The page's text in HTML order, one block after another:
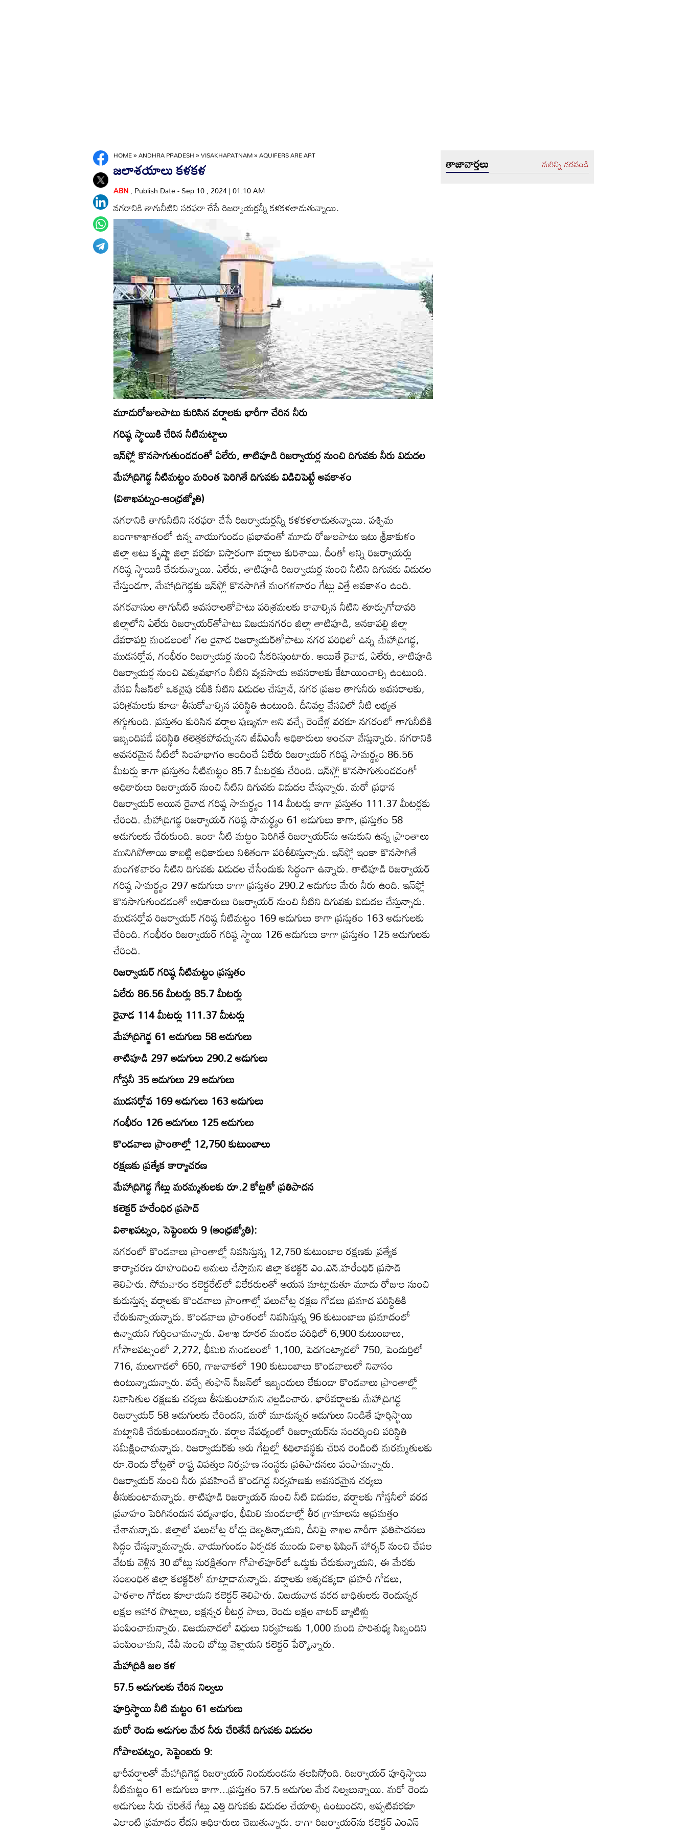
HOME»ANDHRA PRADESH»VISAKHAPATNAM»AQUIFERS ARE ART
జలాశయాలు కళకళ
ABN, Publish Date - Sep 10 , 2024 | 01:10 AM
నగరానికి తాగునీటిని సరఫరా చేసే రిజర్వాయర్లన్నీ కళకళలాడుతున్నాయి.
మూడురోజులపాటు కురిసిన వర్షాలకు భారీగా చేరిన నీరు
గరిష్ఠ స్థాయికి చేరిన నీటిమట్టాలు
ఇన్‌ఫ్లో కొనసాగుతుండడంతో ఏలేరు, తాటిపూడి రిజర్వాయర్ల నుంచి దిగువకు నీరు విడుదల
మేహాద్రిగెడ్డ నీటిమట్టం మరింత పెరిగితే దిగువకు విడిచిపెట్టే అవకాశం
(విశాఖపట్నం-ఆంధ్రజ్యోతి)
నగరానికి తాగునీటిని సరఫరా చేసే రిజర్వాయర్లన్నీ కళకళలాడుతున్నాయి. పశ్చిమ
బంగాళాఖాతంలో ఉన్న వాయుగుండం ప్రభావంతో మూడు రోజులపాటు ఇటు శ్రీకాకుళం
జిల్లా అటు కృష్ణా జిల్లా వరకూ విస్తారంగా వర్షాలు కురిశాయి. దీంతో అన్ని రిజర్వాయర్లు
గరిష్ఠ స్థాయికి చేరుకున్నాయి. ఏలేరు, తాటిపూడి రిజర్వాయర్ల నుంచి నీటిని దిగువకు విడుదల
చేస్తుండగా, మేహాద్రిగెడ్డకు ఇన్‌ఫ్లో కొనసాగితే మంగళవారం గేట్లు ఎత్తే అవకాశం ఉంది.
నగరవాసుల తాగునీటి అవసరాలతోపాటు పరిశ్రమలకు కావాల్సిన నీటిని తూర్పుగోదావరి
జిల్లాలోని ఏలేరు రిజర్వాయర్‌తోపాటు విజయనగరం జిల్లా తాటిపూడి, అనకాపల్లి జిల్లా
దేవరాపల్లి మండలంలో గల రైవాడ రిజర్వాయర్‌తోపాటు నగర పరిధిలో ఉన్న మేహాద్రిగెడ్డ,
ముడసర్లోవ, గంభీరం రిజర్వాయర్ల నుంచి సేకరిస్తుంటారు. అయితే రైవాడ, ఏలేరు, తాటిపూడి
రిజర్వాయర్ల నుంచి ఎక్కువభాగం నీటిని వ్యవసాయ అవసరాలకు కేటాయించాల్సి ఉంటుంది.
వేసవి సీజన్‌లో ఒకవైపు రబీకి నీటిని విడుదల చేస్తూనే, నగర ప్రజల తాగునీరు అవసరాలకు,
పరిశ్రమలకు కూడా తీసుకోవాల్సిన పరిస్థితి ఉంటుంది. దీనివల్ల వేసవిలో నీటి లభ్యత
తగ్గుతుంది. ప్రస్తుతం కురిసిన వర్షాల పుణ్యమా అని వచ్చే రెండేళ్ల వరకూ నగరంలో తాగునీటికి
ఇబ్బందిపడే పరిస్థితి తలెత్తకపోవచ్చునని జీవీఎంసీ అధికారులు అంచనా వేస్తున్నారు. నగరానికి
అవసరమైన నీటిలో సింహభాగం అందించే ఏలేరు రిజర్వాయర్‌ గరిష్ఠ సామర్థ్యం 86.56
మీటర్లు కాగా ప్రస్తుతం నీటిమట్టం 85.7 మీటర్లకు చేరింది. ఇన్‌ఫ్లో కొనసాగుతుండడంతో
అధికారులు రిజర్వాయర్‌ నుంచి నీటిని దిగువకు విడుదల చేస్తున్నారు. మరో ప్రధాన
రిజర్వాయర్‌ అయిన రైవాడ గరిష్ఠ సామర్థ్యం 114 మీటర్లు కాగా ప్రస్తుతం 111.37 మీటర్లకు
చేరింది. మేహాద్రిగెడ్డ రిజర్వాయర్‌ గరిష్ఠ సామర్థ్యం 61 అడుగులు కాగా, ప్రస్తుతం 58
అడుగులకు చేరుకుంది. ఇంకా నీటి మట్టం పెరిగితే రిజర్వాయర్‌ను ఆనుకుని ఉన్న ప్రాంతాలు
మునిగిపోతాయి కాబట్టి అధికారులు నిశితంగా పరిశీలిస్తున్నారు. ఇన్‌ఫ్లో ఇంకా కొనసాగితే
మంగళవారం నీటిని దిగువకు విడుదల చేసేందుకు సిద్ధంగా ఉన్నారు. తాటిపూడి రిజర్వాయర్‌
గరిష్ఠ సామర్థ్యం 297 అడుగులు కాగా ప్రస్తుతం 290.2 అడుగుల మేరు నీరు ఉంది. ఇన్‌ఫ్లో
కొనసాగుతుండడంతో అధికారులు రిజర్వాయర్‌ నుంచి నీటిని దిగువకు విడుదల చేస్తున్నారు.
ముడసర్లోవ రిజర్వాయర్‌ గరిష్ఠ నీటిమట్టం 169 అడుగులు కాగా ప్రస్తుతం 163 అడుగులకు
చేరింది. గంభీరం రిజర్వాయర్‌ గరిష్ఠ స్థాయి 126 అడుగులు కాగా ప్రస్తుతం 125 అడుగులకు
చేరింది.
రిజర్వాయర్‌ గరిష్ఠ నీటిమట్టం ప్రస్తుతం
ఏలేరు 86.56 మీటర్లు 85.7 మీటర్లు
రైవాడ 114 మీటర్లు 111.37 మీటర్లు
మేహాద్రిగెడ్డ 61 అడుగులు 58 అడుగులు
తాటిపూడి 297 అడుగులు 290.2 అడుగులు
గోస్తనీ 35 అడుగులు 29 అడుగులు
ముడసర్లోవ 169 అడుగులు 163 అడుగులు
గంభీరం 126 అడుగులు 125 అడుగులు
కొండవాలు ప్రాంతాల్లో 12,750 కుటుంబాలు
రక్షణకు ప్రత్యేక కార్యాచరణ
మేహాద్రిగెడ్డ గేట్లు మరమ్మతులకు రూ.2 కోట్లతో ప్రతిపాదన
కలెక్టర్‌ హరేంధిర ప్రసాద్‌
విశాఖపట్నం, సెప్టెంబరు 9 (ఆంధ్రజ్యోతి):
నగరంలో కొండవాలు ప్రాంతాల్లో నివసిస్తున్న 12,750 కుటుంబాల రక్షణకు ప్రత్యేక
కార్యాచరణ రూపొందించి అమలు చేస్తామని జిల్లా కలెక్టర్‌ ఎం.ఎన్‌.హరేంధిర్‌ ప్రసాద్‌
తెలిపారు. సోమవారం కలెక్టరేట్‌లో విలేకరులతో ఆయన మాట్లాడుతూ మూడు రోజుల నుంచి
కురుస్తున్న వర్షాలకు కొండవాలు ప్రాంతాల్లో పలుచోట్ల రక్షణ గోడలు ప్రమాద పరిస్థితికి
చేరుకున్నాయన్నారు. కొండవాలు ప్రాంతంలో నివసిస్తున్న 96 కుటుంబాలు ప్రమాదంలో
ఉన్నాయని గుర్తించామన్నారు. విశాఖ రూరల్‌ మండల పరిధిలో 6,900 కుటుంబాలు,
గోపాలపట్నంలో 2,272, భీమిలి మండలంలో 1,100, పెదగంట్యాడలో 750, పెందుర్తిలో
716, ములగాడలో 650, గాజువాకలో 190 కుటుంబాలు కొండవాలులో నివాసం
ఉంటున్నాయన్నారు. వచ్చే తుఫాన్‌ సీజన్‌లో ఇబ్బందులు లేకుండా కొండవాలు ప్రాంతాల్లో
నివాసితుల రక్షణకు చర్యలు తీసుకుంటామని వెల్లడించారు. భారీవర్షాలకు మేహాద్రిగెడ్డ
రిజర్వాయర్‌ 58 అడుగులకు చేరిందని, మరో మూడున్నర అడుగులు నిండితే పూర్తిస్థాయి
మట్టానికి చేరుకుంటుందన్నారు. వర్షాల నేపథ్యంలో రిజర్వాయర్‌ను సందర్శించి పరిస్థితి
సమీక్షించామన్నారు. రిజర్వాయర్‌కు ఆరు గేట్లల్లో శిథిలావస్థకు చేరిన రెండింటి మరమ్మతులకు
రూ.రెండు కోట్లతో రాష్ట్ర విపత్తుల నిర్వహణ సంస్థకు ప్రతిపాదనలు పంపామన్నారు.
రిజర్వాయర్‌ నుంచి నీరు ప్రవహించే కొండగెడ్డ నిర్వహణకు అవసరమైన చర్యలు
తీసుకుంటామన్నారు. తాటిపూడి రిజర్వాయర్‌ నుంచి నీటి విడుదల, వర్షాలకు గోస్తనీలో వరద
ప్రవాహం పెరిగినందున పద్మనాభం, భీమిలి మండలాల్లో తీర గ్రామాలను అప్రమత్తం
చేశామన్నారు. జిల్లాలో పలుచోట్ల రోడ్లు దెబ్బతిన్నాయని, దీనిపై శాఖల వారీగా ప్రతిపాదనలు
సిద్ధం చేస్తున్నామన్నారు. వాయుగుండం ఏర్పడక ముందు విశాఖ ఫిషింగ్‌ హార్బర్‌ నుంచి చేపల
వేటకు వెళ్లిన 30 బోట్లు సురక్షితంగా గోపాల్‌పూర్‌లో ఒడ్డుకు చేరుకున్నాయని, ఈ మేరకు
సంబంధిత జిల్లా కలెక్టర్‌తో మాట్లాడామన్నారు. వర్షాలకు అక్కడక్కడా ప్రహరీ గోడలు,
పాఠశాల గోడలు కూలాయని కలెక్టర్‌ తెలిపారు. విజయవాడ వరద బాధితులకు రెండున్నర
లక్షల ఆహార పొట్లాలు, లక్షన్నర లీటర్ల పాలు, రెండు లక్షల వాటర్‌ బ్యాటిళ్లు
పంపించామన్నారు. విజయవాడలో విధులు నిర్వహణకు 1,000 మంది పారిశుధ్య సిబ్బందిని
పంపించామని, నేవీ నుంచి బోట్లు వెళ్లాయని కలెక్టర్‌ పేర్కొన్నారు.
మేహాద్రికి జల కళ
57.5 అడుగులకు చేరిన నిల్వలు
పూర్తిస్థాయి నీటి మట్టం 61 అడుగులు
మరో రెండు అడుగుల మేర నీరు చేరితేనే దిగువకు విడుదల
గోపాలపట్నం, సెప్టెంబరు 9:
భారీవర్షాలతో మేహాద్రిగెడ్డ రిజర్వాయర్‌ నిండుకుండను తలపిస్తోంది. రిజర్వాయర్‌ పూర్తిస్థాయి
నీటిమట్టం 61 అడుగులు కాగా...ప్రస్తుతం 57.5 అడుగుల మేర నిల్వలున్నాయి. మరో రెండు
అడుగులు నీరు చేరితేనే గేట్లు ఎత్తి దిగువకు విడుదల చేయాల్సి ఉంటుందని, అప్పటివరకూ
ఎలాంటి ప్రమాదం లేదని అధికారులు చెబుతున్నారు. కాగా రిజర్వాయర్‌ను కలెక్టర్‌ ఎంఎన్‌
తాజావార్తలు మరిన్ని చదవండి